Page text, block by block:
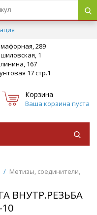
289
1
167
17 стр.1
Корзина
Ваша корзина пуста
/ Метизы, соединители,
ВНУТР.РЕЗЬБА